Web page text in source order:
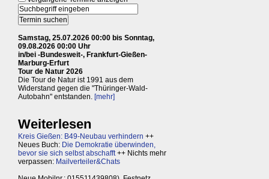
Samstag, 25.07.2026 00:00 bis Sonntag,
09.08.2026 00:00 Uhr
in/bei -Bundesweit-, Frankfurt-Gießen-
Marburg-Erfurt
Tour de Natur 2026
Die Tour de Natur ist 1991 aus dem
Widerstand gegen die "Thüringer-Wald-
Autobahn" entstanden. [mehr]
Weiterlesen
Kreis Gießen: B49-Neubau verhindern ++
Neues Buch: Die Demokratie überwinden,
bevor sie sich selbst abschafft++ Nichts mehr
verpassen: Mailverteiler&Chats